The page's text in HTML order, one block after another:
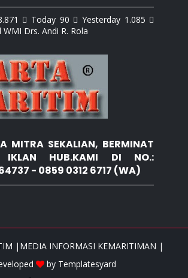
 Today 90  Yesterday 1.085 
Drs. Andi R. Rola
MITRA SEKALIAN, BERMINAT
IKLAN HUB.KAMI DI NO.:
- 0859 0312 6717 (WA)
|MEDIA INFORMASI KEMARITIMAN |
by Templatesyard